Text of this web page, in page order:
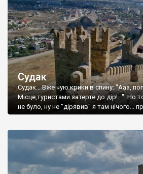
Судак
Судак... Вже чую крики в спину: "Ааа,
Місце,туристами затерте до дір!..." Но
не було, ну не "дірявив" я там нічого...